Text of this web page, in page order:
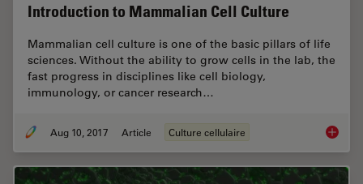
Introduction to Mammalian Cell Culture
Mammalian cell culture is one of the basic pillars of life
sciences. Without the ability to grow cells in the lab, the
fast progress in disciplines like cell biology,
immunology, or cancer research…
Aug 10, 2017 Article Culture cellulaire